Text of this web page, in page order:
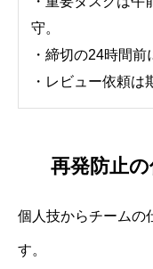
守。
・締切の24時間前
・レビュー依頼は
再発防止
個人技からチームの
す。